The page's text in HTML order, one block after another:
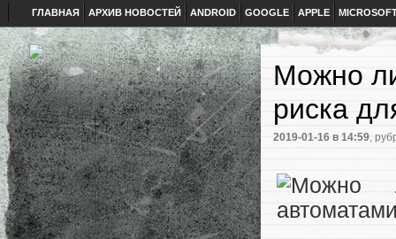
ГЛАВНАЯ АРХИВ НОВОСТЕЙ ANDROID GOOGLE APPLE
Можно
риска
2019-01-16 в 14:59,